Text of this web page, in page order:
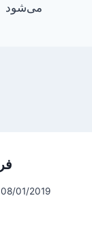
می‌شود
08/01/2019